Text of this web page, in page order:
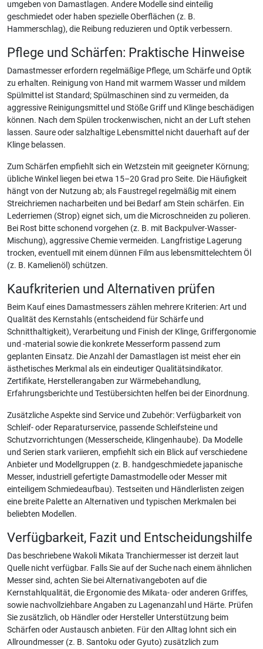
umgeben von Damastlagen. Andere Modelle sind einteilig
geschmiedet oder haben spezielle Oberflächen (z. B.
Hammerschlag), die Reibung reduzieren und Optik verbessern.
Pflege und Schärfen: Praktische Hinweise
Damastmesser erfordern regelmäßige Pflege, um Schärfe und Optik
zu erhalten. Reinigung von Hand mit warmem Wasser und mildem
Spülmittel ist Standard; Spülmaschinen sind zu vermeiden, da
aggressive Reinigungsmittel und Stöße Griff und Klinge beschädigen
können. Nach dem Spülen trockenwischen, nicht an der Luft stehen
lassen. Saure oder salzhaltige Lebensmittel nicht dauerhaft auf der
Klinge belassen.
Zum Schärfen empfiehlt sich ein Wetzstein mit geeigneter Körnung;
übliche Winkel liegen bei etwa 15–20 Grad pro Seite. Die Häufigkeit
hängt von der Nutzung ab; als Faustregel regelmäßig mit einem
Streichriemen nacharbeiten und bei Bedarf am Stein schärfen. Ein
Lederriemen (Strop) eignet sich, um die Microschneiden zu polieren.
Bei Rost bitte schonend vorgehen (z. B. mit Backpulver-Wasser-
Mischung), aggressive Chemie vermeiden. Langfristige Lagerung
trocken, eventuell mit einem dünnen Film aus lebensmittelechtem Öl
(z. B. Kamelienöl) schützen.
Kaufkriterien und Alternativen prüfen
Beim Kauf eines Damastmessers zählen mehrere Kriterien: Art und
Qualität des Kernstahls (entscheidend für Schärfe und
Schnitthaltigkeit), Verarbeitung und Finish der Klinge, Griffergonomie
und -material sowie die konkrete Messerform passend zum
geplanten Einsatz. Die Anzahl der Damastlagen ist meist eher ein
ästhetisches Merkmal als ein eindeutiger Qualitätsindikator.
Zertifikate, Herstellerangaben zur Wärmebehandlung,
Erfahrungsberichte und Testübersichten helfen bei der Einordnung.
Zusätzliche Aspekte sind Service und Zubehör: Verfügbarkeit von
Schleif- oder Reparaturservice, passende Schleifsteine und
Schutzvorrichtungen (Messerscheide, Klingenhaube). Da Modelle
und Serien stark variieren, empfiehlt sich ein Blick auf verschiedene
Anbieter und Modellgruppen (z. B. handgeschmiedete japanische
Messer, industriell gefertigte Damastmodelle oder Messer mit
einteiligem Schmiedeaufbau). Testseiten und Händlerlisten zeigen
eine breite Palette an Alternativen und typischen Merkmalen bei
beliebten Modellen.
Verfügbarkeit, Fazit und Entscheidungshilfe
Das beschriebene Wakoli Mikata Tranchiermesser ist derzeit laut
Quelle nicht verfügbar. Falls Sie auf der Suche nach einem ähnlichen
Messer sind, achten Sie bei Alternativangeboten auf die
Kernstahlqualität, die Ergonomie des Mikata- oder anderen Griffes,
sowie nachvollziehbare Angaben zu Lagenanzahl und Härte. Prüfen
Sie zusätzlich, ob Händler oder Hersteller Unterstützung beim
Schärfen oder Austausch anbieten. Für den Alltag lohnt sich ein
Allroundmesser (z. B. Santoku oder Gyuto) zusätzlich zum